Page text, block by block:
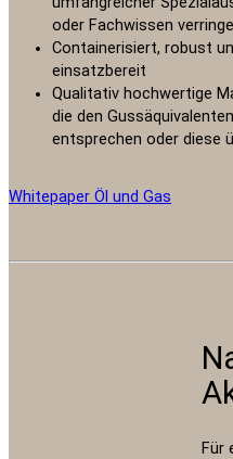
oder Fachwissen
Containerisiert, robust
einsatzbereit
Qualitativ hochwertige
die den Gussäquivalenten
entsprechen oder diese
Whitepaper Öl und Gas
Für